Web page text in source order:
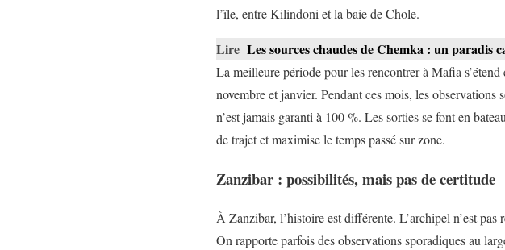
l’île, entre Kilindoni et la baie de Chole.
Lire Les sources chaudes de Chemka : un paradis
La meilleure période pour les rencontrer à Mafia
novembre et janvier. Pendant ces mois, les
n’est jamais garanti à 100 %. Les sorties se font en
de trajet et maximise le temps passé sur zone.
Zanzibar : possibilités, mais pas de certitude
À Zanzibar, l’histoire est différente. L’archipel n’est
On rapporte parfois des observations sporadiques au